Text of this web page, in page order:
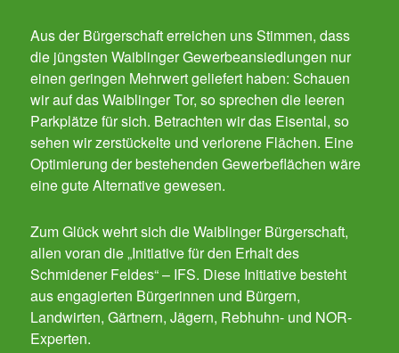
Aus der Bürgerschaft erreichen uns Stimmen, dass
die jüngsten Waiblinger Gewerbeansiedlungen nur
einen geringen Mehrwert geliefert haben: Schauen
wir auf das Waiblinger Tor, so sprechen die leeren
Parkplätze für sich. Betrachten wir das Eisental, so
sehen wir zerstückelte und verlorene Flächen. Eine
Optimierung der bestehenden Gewerbeflächen wäre
eine gute Alternative gewesen.
Zum Glück wehrt sich die Waiblinger Bürgerschaft,
allen voran die „Initiative für den Erhalt des
Schmidener Feldes“ – IFS. Diese Initiative besteht
aus engagierten Bürgerinnen und Bürgern,
Landwirten, Gärtnern, Jägern, Rebhuhn- und NOR-
Experten.